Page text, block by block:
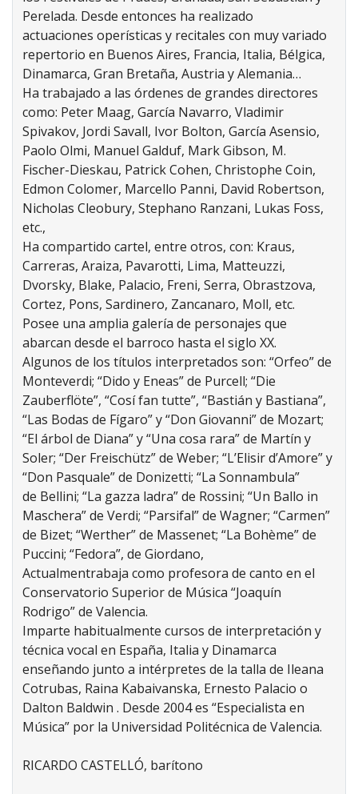
Perelada. Desde entonces ha realizado
actuaciones operísticas y recitales con muy variado
repertorio en Buenos Aires, Francia, Italia, Bélgica,
Dinamarca, Gran Bretaña, Austria y Alemania…
Ha trabajado a las órdenes de grandes directores
como: Peter Maag, García Navarro, Vladimir
Spivakov, Jordi Savall, Ivor Bolton, García Asensio,
Paolo Olmi, Manuel Galduf, Mark Gibson, M.
Fischer-Dieskau, Patrick Cohen, Christophe Coin,
Edmon Colomer, Marcello Panni, David Robertson,
Nicholas Cleobury, Stephano Ranzani, Lukas Foss,
etc.,
Ha compartido cartel, entre otros, con: Kraus,
Carreras, Araiza, Pavarotti, Lima, Matteuzzi,
Dvorsky, Blake, Palacio, Freni, Serra, Obrastzova,
Cortez, Pons, Sardinero, Zancanaro, Moll, etc.
Posee una amplia galería de personajes que
abarcan desde el barroco hasta el siglo XX.
Algunos de los títulos interpretados son: “Orfeo” de
Monteverdi; “Dido y Eneas” de Purcell; “Die
Zauberflöte”, “Cosí fan tutte”, “Bastián y Bastiana”,
“Las Bodas de Fígaro” y “Don Giovanni” de Mozart;
“El árbol de Diana” y “Una cosa rara” de Martín y
Soler; “Der Freischütz” de Weber; “L’Elisir d’Amore” y
“Don Pasquale” de Donizetti; “La Sonnambula”
de Bellini; “La gazza ladra” de Rossini; “Un Ballo in
Maschera” de Verdi; “Parsifal” de Wagner; “Carmen”
de Bizet; “Werther” de Massenet; “La Bohème” de
Puccini; “Fedora”, de Giordano,
Actualmentrabaja como profesora de canto en el
Conservatorio Superior de Música “Joaquín
Rodrigo” de Valencia.
Imparte habitualmente cursos de interpretación y
técnica vocal en España, Italia y Dinamarca
enseñando junto a intérpretes de la talla de Ileana
Cotrubas, Raina Kabaivanska, Ernesto Palacio o
Dalton Baldwin . Desde 2004 es “Especialista en
Música” por la Universidad Politécnica de Valencia.
RICARDO CASTELLÓ, barítono